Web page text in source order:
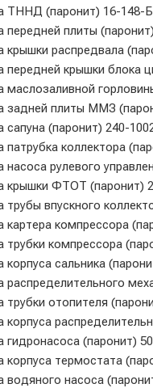
ТННД (паронит) 16-
передней плиты
крышки распредвала
передней крышки блока
маслозаливной
задней плиты ММЗ
сапуна (паронит) 240-
патрубка коллектора
насоса рулевого
крышки ФТОТ (паронит)
трубы впускного
картера компрессора
трубки компрессора
корпуса сальника
распределительного
трубки отопителя
корпуса
гидронасоса (паронит)
корпуса термостата
водяного насоса